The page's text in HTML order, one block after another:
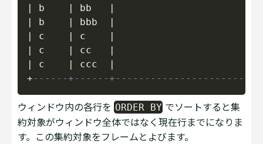
|
b | bb
|
|
b | bbb
|
|
c | c
|
|
c | cc
|
|
c | ccc
|
+------+------
ウィンドウ内の各行を ORDER BY でソートすると集
約対象がウィンドウ全体ではなく現在行までになりま
す。この集約対象をフレームとよびます。